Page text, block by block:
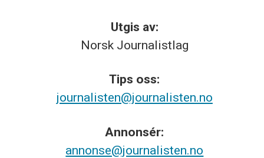
Utgis av:
Norsk Journalistlag
Tips oss:
journalisten@journalisten.no
Annonsér:
annonse@journalisten.no